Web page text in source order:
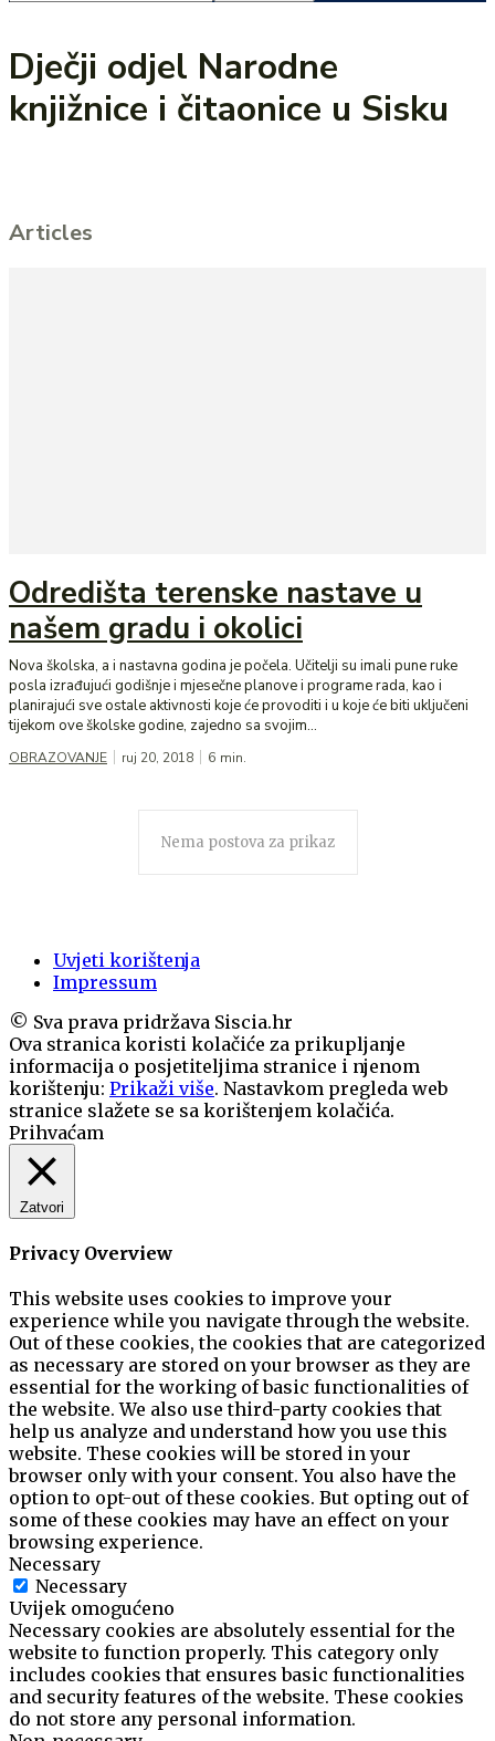
Dječji odjel Narodne
knjižnice i čitaonice u Sisku
Articles
Odredišta terenske nastave u
našem gradu i okolici
Nova školska, a i nastavna godina je počela. Učitelji su imali pune ruke
posla izrađujući godišnje i mjesečne planove i programe rada, kao i
planirajući sve ostale aktivnosti koje će provoditi i u koje će biti uključeni
tijekom ove školske godine, zajedno sa svojim...
OBRAZOVANJE ruj 20, 2018 6 min.
Nema postova za prikaz
Uvjeti korištenja
Impressum
© Sva prava pridržava Siscia.hr
Ova stranica koristi kolačiće za prikupljanje
informacija o posjetiteljima stranice i njenom
korištenju: Prikaži više. Nastavkom pregleda web
stranice slažete se sa korištenjem kolačića.
Prihvaćam
Zatvori
Privacy Overview
This website uses cookies to improve your
experience while you navigate through the website.
Out of these cookies, the cookies that are categorized
as necessary are stored on your browser as they are
essential for the working of basic functionalities of
the website. We also use third-party cookies that
help us analyze and understand how you use this
website. These cookies will be stored in your
browser only with your consent. You also have the
option to opt-out of these cookies. But opting out of
some of these cookies may have an effect on your
browsing experience.
Necessary
Necessary
Uvijek omogućeno
Necessary cookies are absolutely essential for the
website to function properly. This category only
includes cookies that ensures basic functionalities
and security features of the website. These cookies
do not store any personal information.